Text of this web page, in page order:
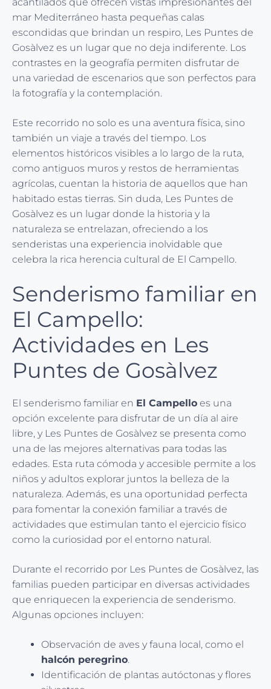
acantilados que ofrecen vistas impresionantes del
mar Mediterráneo hasta pequeñas calas
escondidas que brindan un respiro, Les Puntes de
Gosàlvez es un lugar que no deja indiferente. Los
contrastes en la geografía permiten disfrutar de
una variedad de escenarios que son perfectos para
la fotografía y la contemplación.
Este recorrido no solo es una aventura física, sino
también un viaje a través del tiempo. Los
elementos históricos visibles a lo largo de la ruta,
como antiguos muros y restos de herramientas
agrícolas, cuentan la historia de aquellos que han
habitado estas tierras. Sin duda, Les Puntes de
Gosàlvez es un lugar donde la historia y la
naturaleza se entrelazan, ofreciendo a los
senderistas una experiencia inolvidable que
celebra la rica herencia cultural de El Campello.
Senderismo familiar en
El Campello:
Actividades en Les
Puntes de Gosàlvez
El senderismo familiar en El Campello es una
opción excelente para disfrutar de un día al aire
libre, y Les Puntes de Gosàlvez se presenta como
una de las mejores alternativas para todas las
edades. Esta ruta cómoda y accesible permite a los
niños y adultos explorar juntos la belleza de la
naturaleza. Además, es una oportunidad perfecta
para fomentar la conexión familiar a través de
actividades que estimulan tanto el ejercicio físico
como la curiosidad por el entorno natural.
Durante el recorrido por Les Puntes de Gosàlvez, las
familias pueden participar en diversas actividades
que enriquecen la experiencia de senderismo.
Algunas opciones incluyen:
Observación de aves y fauna local, como el
halcón peregrino.
Identificación de plantas autóctonas y flores